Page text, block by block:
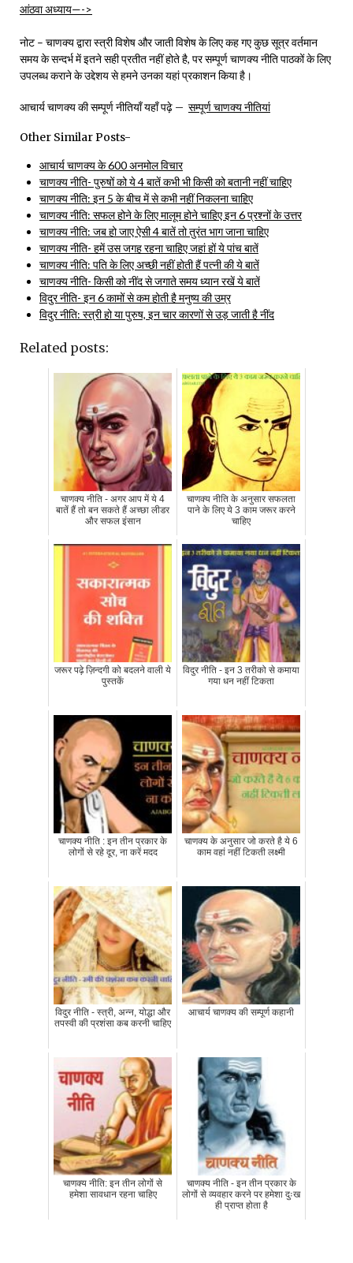
आंठवा अध्याय—->
नोट – चाणक्य द्वारा स्त्री विशेष और जाती विशेष के लिए कह गए कुछ सूत्र वर्तमान
समय के सन्दर्भ में इतने सही प्रतीत नहीं होते है, पर सम्पूर्ण चाणक्य नीति पाठकों के लिए
उपलब्ध कराने के उद्देशय से हमने उनका यहां प्रकाशन किया है।
आचार्य चाणक्य की सम्पूर्ण नीतियाँ यहाँ पढ़े – सम्पूर्ण चाणक्य नीतियां
Other Similar Posts-
आचार्य चाणक्य के 600 अनमोल विचार
चाणक्य नीति- पुरुषों को ये 4 बातें कभी भी किसी को बतानी नहीं चाहिए
चाणक्य नीति: इन 5 के बीच में से कभी नहीं निकलना चाहिए
चाणक्य नीति: सफल होने के लिए मालूम होने चाहिए इन 6 प्रश्नों के उत्तर
चाणक्य नीति: जब हो जाए ऐसी 4 बातें तो तुरंत भाग जाना चाहिए
चाणक्य नीति- हमें उस जगह रहना चाहिए जहां हों ये पांच बातें
चाणक्य नीति: पति के लिए अच्छी नहीं होती हैं पत्नी की ये बातें
चाणक्य नीति- किसी को नींद से जगाते समय ध्यान रखें ये बातें
विदुर नीति- इन 6 कामों से कम होती है मनुष्य की उम्र
विदुर नीति: स्त्री हो या पुरुष, इन चार कारणों से उड़ जाती है नींद
Related posts:
चाणक्य नीति - अगर आप में ये 4
बातें हैं तो बन सकते हैं अच्छा लीडर
और सफल इंसान
चाणक्य नीति के अनुसार सफलता
पाने के लिए ये 3 काम जरूर करने
चाहिए
जरूर पढ़े ज़िन्दगी को बदलने वाली ये
पुस्तकें
विदुर नीति - इन 3 तरीको से कमाया
गया धन नहीं टिकता
चाणक्य नीति : इन तीन प्रकार के
लोगों से रहे दूर, ना करें मदद
चाणक्य के अनुसार जो करते है ये 6
काम वहां नहीं टिकती लक्ष्मी
विदुर नीति - स्त्री, अन्न, योद्धा और
तपस्वी की प्रशंसा कब करनी चाहिए
आचार्य चाणक्य की सम्पूर्ण कहानी
चाणक्य नीति: इन तीन लोगों से
हमेशा सावधान रहना चाहिए
चाणक्य नीति - इन तीन प्रकार के
लोगों से व्यवहार करने पर हमेशा दुःख
ही प्राप्त होता है